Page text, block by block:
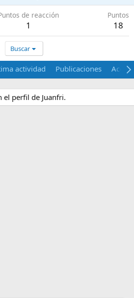
de reacción
1
Puntos
18
Buscar
actividad Publicaciones Acerca
el perfil de Juanfri.